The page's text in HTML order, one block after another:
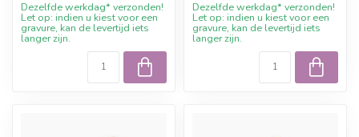
Dezelfde werkdag* verzonden!
Let op: indien u kiest voor een
gravure, kan de levertijd iets
langer zijn.
Dezelfde werkdag* verzonden!
Let op: indien u kiest voor een
gravure, kan de levertijd iets
langer zijn.